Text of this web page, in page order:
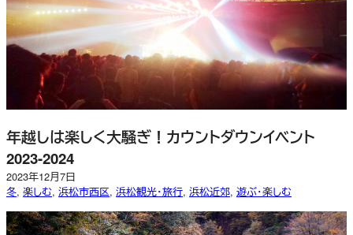
年越しは楽しく大騒ぎ！カウントダウンイベント
2023-2024
2023年12月7日
冬, 楽しむ, 浜松市西区, 浜松観光・旅行, 浜松近郊, 遊ぶ・楽しむ